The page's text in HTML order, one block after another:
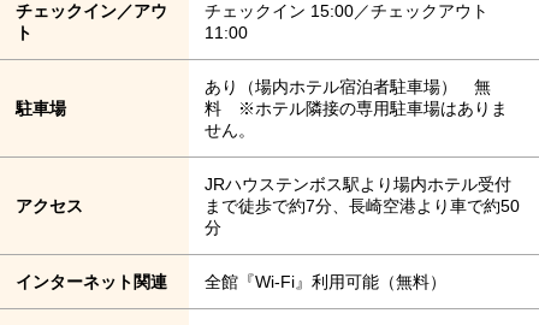
チェックイン／アウ
ト
チェックイン 15:00／チェックアウト
11:00
駐車場
あり（場内ホテル宿泊者駐車場） 無
料 ※ホテル隣接の専用駐車場はありま
せん。
アクセス
JRハウステンボス駅より場内ホテル受付
まで徒歩で約7分、長崎空港より車で約50
分
インターネット関連 全館『Wi-Fi』利用可能（無料）